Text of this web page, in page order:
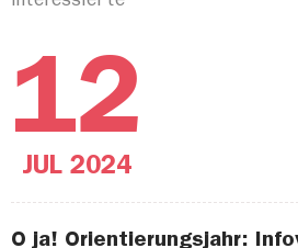
12
JUL 2024
O ja! Orientierungsjahr: